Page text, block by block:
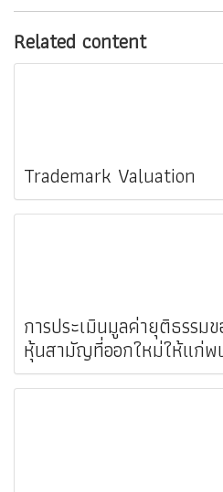
Related content
Trademark Valuation
การประเมินมูลค่ายุติธรรม
หุ้นสามัญที่ออกใหม่ให้แก่พ